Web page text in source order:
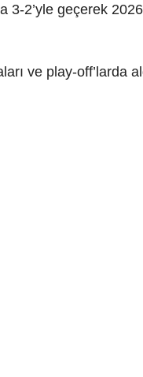
3-2’yle geçerek
ve play-off’larda